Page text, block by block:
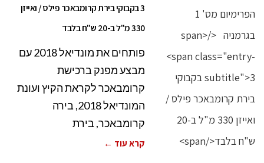
3 בקבוקי בירת קרומבאכר פילס / ואייזן
330 מ"ל ב-20 ש"ח בלבד
פותחים את מונדיאל 2018 עם
מבצע מפנק ברכישת
קרומבאכר לקראת הקיץ ועונת
המונדיאל 2018, בירה
קרומבאכר, בירת
קרא עוד ←